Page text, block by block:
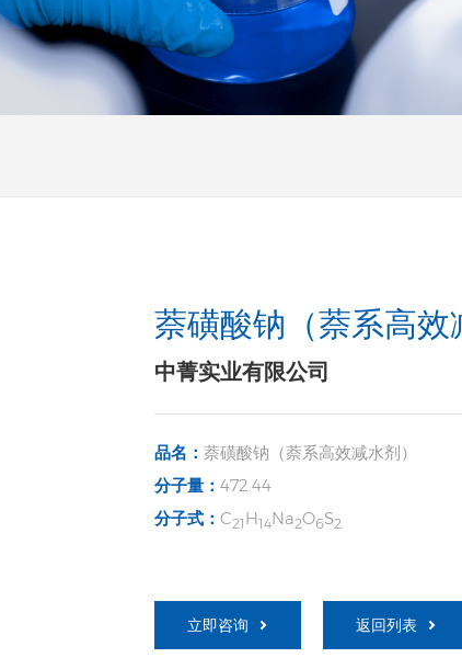
氟化钠
萘磺酸钠（萘系高效
中菁实业有限公司
品名： 萘磺酸钠（萘系高效减水剂）
分子量： 472.44
分子式： C21 H14Na2O6S2
立即咨询 返回列表